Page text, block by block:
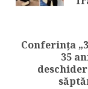
Next
Conferința
35